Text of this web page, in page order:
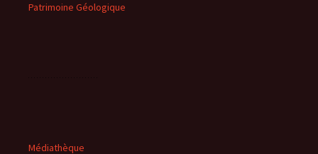
Patrimoine Géologique
Médiathèque